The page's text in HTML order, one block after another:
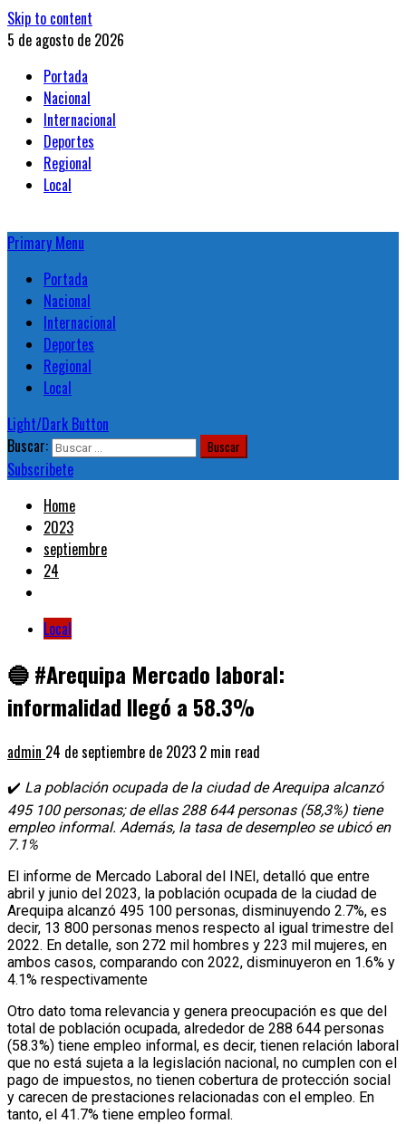
Skip to content
5 de agosto de 2026
Portada
Nacional
Internacional
Deportes
Regional
Local
Primary Menu
Portada
Nacional
Internacional
Deportes
Regional
Local
Light/Dark Button
Buscar:
Subscribete
Home
2023
septiembre
24
Local
🔵 #Arequipa Mercado laboral:
informalidad llegó a 58.3%
admin 24 de septiembre de 2023 2 min read
✔️ La población ocupada de la ciudad de Arequipa alcanzó
495 100 personas; de ellas 288 644 personas (58,3%) tiene
empleo informal. Además, la tasa de desempleo se ubicó en
7.1%
El informe de Mercado Laboral del INEI, detalló que entre
abril y junio del 2023, la población ocupada de la ciudad de
Arequipa alcanzó 495 100 personas, disminuyendo 2.7%, es
decir, 13 800 personas menos respecto al igual trimestre del
2022. En detalle, son 272 mil hombres y 223 mil mujeres, en
ambos casos, comparando con 2022, disminuyeron en 1.6% y
4.1% respectivamente
Otro dato toma relevancia y genera preocupación es que del
total de población ocupada, alrededor de 288 644 personas
(58.3%) tiene empleo informal, es decir, tienen relación laboral
que no está sujeta a la legislación nacional, no cumplen con el
pago de impuestos, no tienen cobertura de protección social
y carecen de prestaciones relacionadas con el empleo. En
tanto, el 41.7% tiene empleo formal.